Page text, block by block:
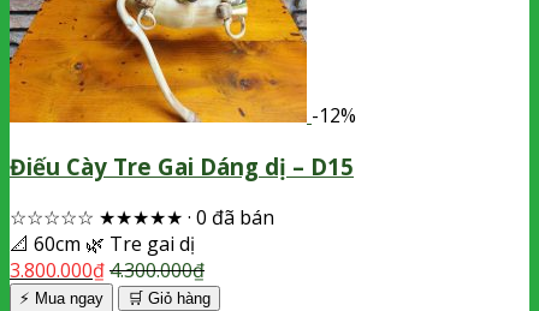
-12%
Điếu Cày Tre Gai Dáng dị – D15
☆☆☆☆☆ ★★★★★ · 0 đã bán
📐 60cm 🌿 Tre gai dị
3.800.000₫4.300.000₫
⚡ Mua ngay 🛒 Giỏ hàng